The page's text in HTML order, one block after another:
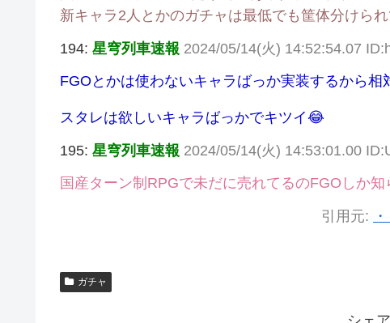
新キャラ2人とかのガチャは最低でも筐体分けら
194: 星穹列車速報 2024/05/14(火) 14:52:54.07
FGOとかは使わないキャラばっか実装するから相
スタレは欲しいキャラばっかでキツイ😂
195: 星穹列車速報 2024/05/14(火) 14:53:01.00
国産ターン制RPGで未だに売れてるのFGOしか知
引用元:
ガチャ